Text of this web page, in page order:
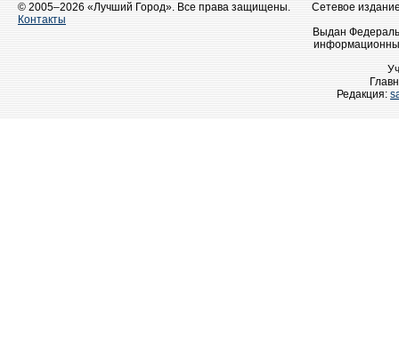
© 2005–2026 «Лучший Город». Все права защищены.
Контакты
Сетевое
Выдан
Редакция: